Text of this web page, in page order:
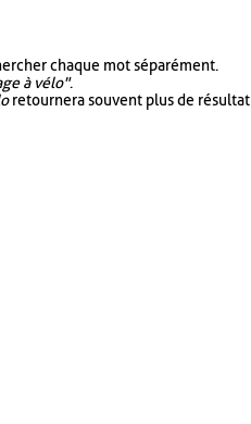
chaque mot séparément.
à vélo".
retournera souvent plus de résultat